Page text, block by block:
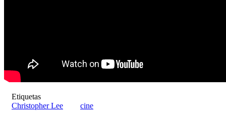
Etiquetas
Christopher Lee
cine